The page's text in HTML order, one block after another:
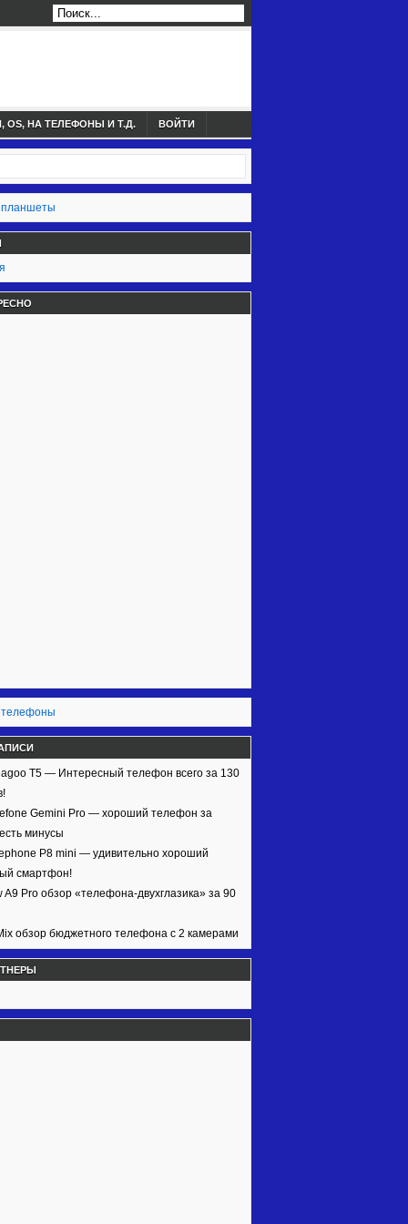
OS, НА ТЕЛЕФОНЫ И Т.Д. ВОЙТИ
планшеты
телефоны
T5 — Интересный телефон всего за 130
Gemini Pro — хороший телефон за
минусы
P8 mini — удивительно хороший
смартфон!
A9 Pro обзор «телефона-двухглазика» за 90
обзор бюджетного телефона с 2 камерами